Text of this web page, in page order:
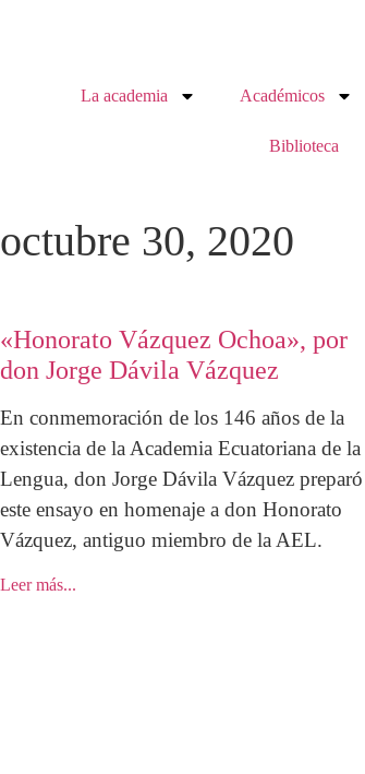
La academia Académicos
Biblioteca
octubre 30, 2020
«Honorato Vázquez Ochoa», por
don Jorge Dávila Vázquez
En conmemoración de los 146 años de la
existencia de la Academia Ecuatoriana de la
Lengua, don Jorge Dávila Vázquez preparó
este ensayo en homenaje a don Honorato
Vázquez, antiguo miembro de la AEL.
Leer más...